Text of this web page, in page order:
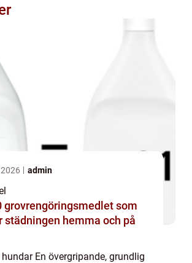
admin
städningen hemma och på
En övergripande, grundlig